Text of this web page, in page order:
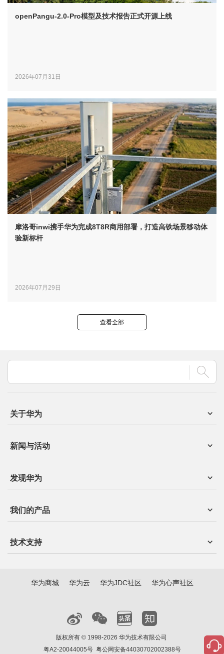
openPangu-2.0-Pro模型及技术报告正式开源上线
2026年07月31日
摩洛哥inwi携手华为完成8T8R商用部署，打造高铁场景移动体
验新标杆
2026年07月29日
查看全部
关于华为
新闻与活动
发现华为
我们的产品
技术支持
华为商城 华为云 华为JDC社区 华为心声社区
版权所有 © 1998-2026 华为技术有限公司
粤A2-20044005号 粤公网安备44030702002388号